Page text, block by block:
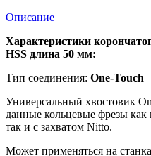
мм
Описание
Характеристики
HSS длина 50 мм:
Тип соединения: One-Touch
Универсальный хвостовик
данные кольцевые фрезы
так и с захватом Nitto.
Может применяться на